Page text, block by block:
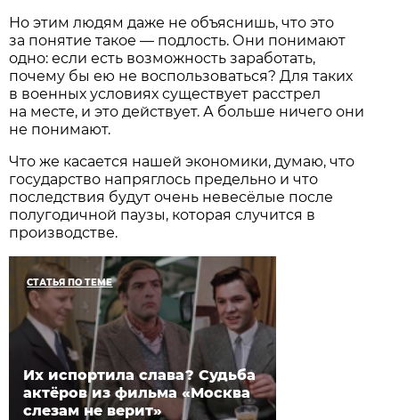
Но этим людям даже не объяснишь, что это
за понятие такое — подлость. Они понимают
одно: если есть возможность заработать,
почему бы ею не воспользоваться? Для таких
в военных условиях существует расстрел
на месте, и это действует. А больше ничего они
не понимают.
Что же касается нашей экономики, думаю, что
государство напряглось предельно и что
последствия будут очень невесёлые после
полугодичной паузы, которая случится в
производстве.
СТАТЬЯ ПО ТЕМЕ
Их испортила слава? Судьба
актёров из фильма «Москва
слезам не верит»